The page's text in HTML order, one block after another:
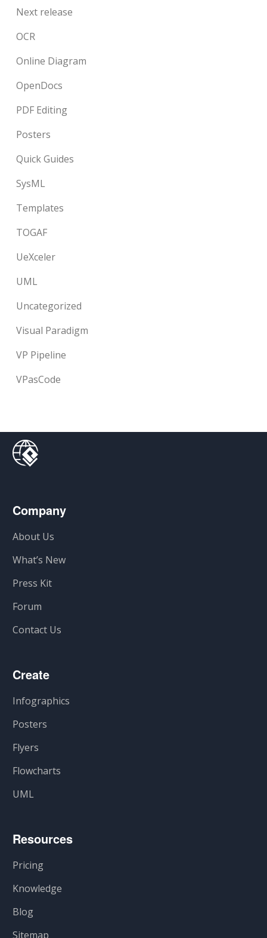
Next release
OCR
Online Diagram
OpenDocs
PDF Editing
Posters
Quick Guides
SysML
Templates
TOGAF
UeXceler
UML
Uncategorized
Visual Paradigm
VP Pipeline
VPasCode
Company
About Us
What’s New
Press Kit
Forum
Contact Us
Create
Infographics
Posters
Flyers
Flowcharts
UML
Resources
Pricing
Knowledge
Blog
Sitemap